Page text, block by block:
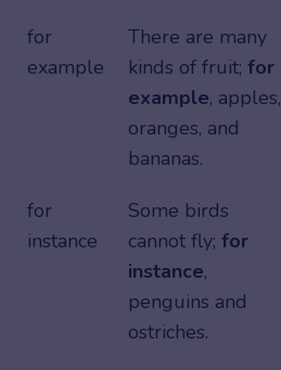
for
example
There are many
kinds of fruit; for
example, apples,
oranges, and
bananas.
for
instance
Some birds
cannot fly; for
instance,
penguins and
ostriches.